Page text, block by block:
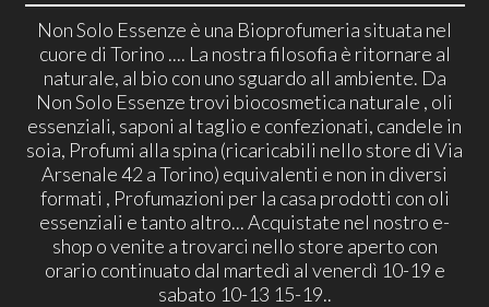
Non Solo Essenze è una Bioprofumeria situata nel
cuore di Torino .... La nostra filosofia è ritornare al
naturale, al bio con uno sguardo all ambiente. Da
Non Solo Essenze trovi biocosmetica naturale , oli
essenziali, saponi al taglio e confezionati, candele in
soia, Profumi alla spina (ricaricabili nello store di Via
Arsenale 42 a Torino) equivalenti e non in diversi
formati , Profumazioni per la casa prodotti con oli
essenziali e tanto altro... Acquistate nel nostro e-
shop o venite a trovarci nello store aperto con
orario continuato dal martedì al venerdì 10-19 e
sabato 10-13 15-19..